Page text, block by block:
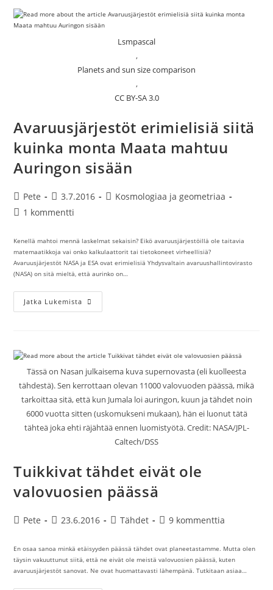
Lsmpascal
,
Planets and sun size comparison
,
CC BY-SA 3.0
Avaruusjärjestöt erimielisiä siitä
kuinka monta Maata mahtuu
Auringon sisään
Artikkelin
kirjoittaja:
Pete
Artikkeli
julkaistu:
3.7.2016
Artikkelin
Kosmologiaa ja geometriaa
Artikkelin
1 kommentti
Kenellä mahtoi mennä laskelmat sekaisin? Eikö avaruusjärjestöillä ole taitavia
matemaatikkoja vai onko kalkulaattorit tai tietokoneet virheellisiä?
Avaruusjärjestöt NASA ja ESA ovat erimielisiä Yhdysvaltain avaruushallintovirasto
(NASA) on sitä mieltä, että aurinko on…
Jatka Lukemista Avaruusjärjestöt
Erimielisiä
Mahtuu
Auringon
Sisään
Tässä on Nasan julkaisema kuva supernovasta (eli kuolleesta
tähdestä). Sen kerrottaan olevan 11000 valovuoden päässä, mikä
tarkoittaa sitä, että kun Jumala loi auringon, kuun ja tähdet noin
6000 vuotta sitten (uskomukseni mukaan), hän ei luonut tätä
tähteä joka ehti räjähtää ennen luomistyötä. Credit: NASA/JPL-
Caltech/DSS
Tuikkivat tähdet eivät ole
valovuosien päässä
Artikkelin
Pete
Artikkeli
23.6.2016
Artikkelin
Tähdet
Artikkelin
9 kommenttia
En osaa sanoa minkä etäisyyden päässä tähdet ovat planeetastamme. Mutta olen
täysin vakuuttunut siitä, että ne eivät ole meistä valovuosien päässä, kuten
avaruusjärjestöt sanovat. Ne ovat huomattavasti lähempänä. Tutkitaan asiaa…